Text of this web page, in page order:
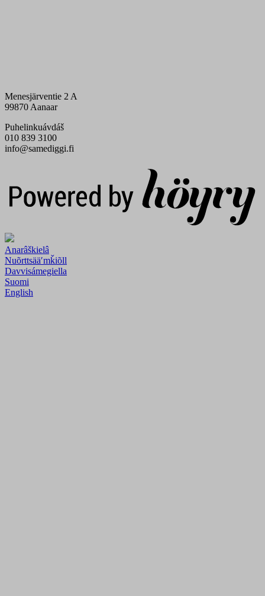
Menesjärventie 2 A
99870 Aanaar
Puhelinkuávdáš
010 839 3100
info@samediggi.fi
Anarâškielâ
Nuõrttsääʹmǩiõll
Davvisámegiella
Suomi
English